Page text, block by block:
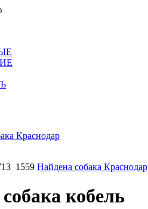
Краснодар
1559 Найдена собака Краснодар
кобель